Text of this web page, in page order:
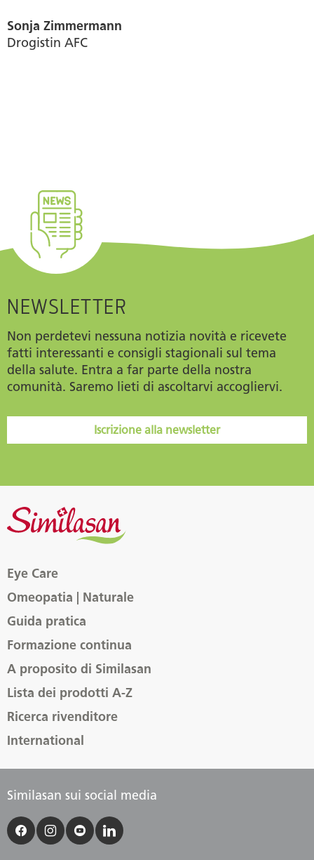
Sonja Zimmermann
Drogistin AFC
NEWSLETTER
Non perdetevi nessuna notizia novità e ricevete
fatti interessanti e consigli stagionali sul tema
della salute. Entra a far parte della nostra
comunità. Saremo lieti di ascoltarvi accogliervi.
Iscrizione alla newsletter
Eye Care
Omeopatia | Naturale
Guida pratica
Formazione continua
A proposito di Similasan
Lista dei prodotti A-Z
Ricerca rivenditore
International
Similasan sui social media